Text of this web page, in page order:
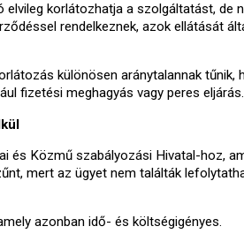
korlátozhatja a szolgáltatást, de
rendelkeznek, azok ellátását
különösen aránytalannak tűnik,
fizetési meghagyás vagy peres eljárás.
és Közmű szabályozási Hivatal-hoz,
mert az ügyet nem találták
azonban idő- és költségigényes.